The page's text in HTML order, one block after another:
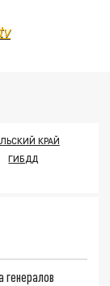
КРАЙ
ГИБДД